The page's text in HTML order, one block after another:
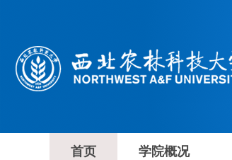
首页 学院概况